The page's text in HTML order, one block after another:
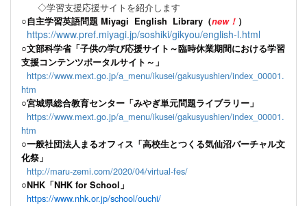
◇学習支援応援サイトを紹介します
○自主学習英語問題 Miyagi English Library（new！ ）
https://www.pref.miyagi.jp/soshiki/gikyou/english-l.html
○文部科学省「子供の学び応援サイト～臨時休業期間における学習
支援コンテンツポータルサイト～」
https://www.mext.go.jp/a_menu/ikusei/gakusyushien/index_00001.
htm
○宮城県総合教育センター「みやぎ単元問題ライブラリー」
https://www.mext.go.jp/a_menu/ikusei/gakusyushien/index_00001.
htm
○一般社団法人まるオフィス「高校生とつくる気仙沼バーチャル文
化祭」
http://maru-zemi.com/2020/04/virtual-fes/
○NHK「NHK for School」
https://www.nhk.or.jp/school/ouchi/